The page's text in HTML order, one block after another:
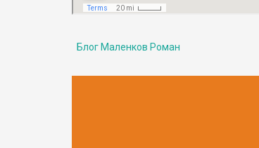
Блог Маленков Роман